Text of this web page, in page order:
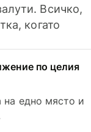
Всичко,
когато
по целия
на едно място и